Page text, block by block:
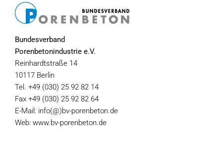
Bundesverband
Porenbetonindustrie e.V.
Reinhardtstraße 14
10117 Berlin
Tel. +49 (030) 25 92 82 14
Fax +49 (030) 25 92 82 64
E-Mail: info(@)bv-porenbeton.de
Web: www.bv-porenbeton.de